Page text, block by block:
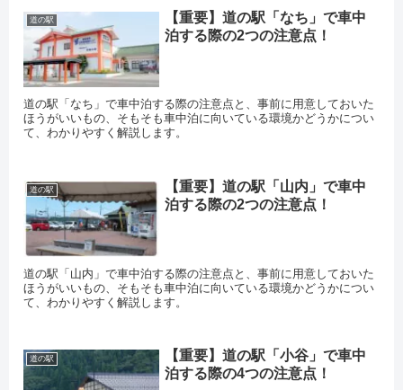
道の駅
【重要】道の駅「なち」で車中
泊する際の2つの注意点！
道の駅「なち」で車中泊する際の注意点と、事前に用意しておいた
ほうがいいもの、そもそも車中泊に向いている環境かどうかについ
て、わかりやすく解説します。
道の駅
【重要】道の駅「山内」で車中
泊する際の2つの注意点！
道の駅「山内」で車中泊する際の注意点と、事前に用意しておいた
ほうがいいもの、そもそも車中泊に向いている環境かどうかについ
て、わかりやすく解説します。
道の駅
【重要】道の駅「小谷」で車中
泊する際の4つの注意点！